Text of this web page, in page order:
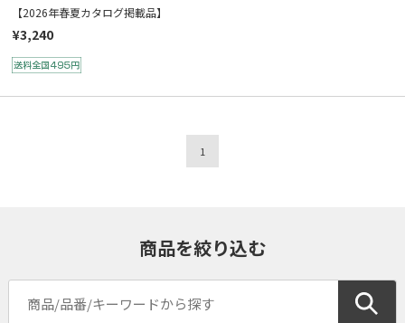
【2026年春夏カタログ掲載品】
¥3,240
1
商品を絞り込む